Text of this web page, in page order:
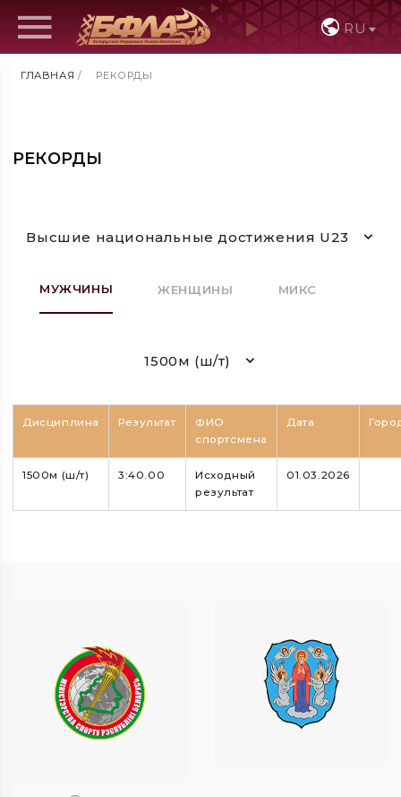
RU
ГЛАВНАЯ / РЕКОРДЫ
РЕКОРДЫ
Высшие национальные достижения U23
МУЖЧИНЫ ЖЕНЩИНЫ МИКС
1500м (ш/т)
Дисциплина Результат
ФИО
спортсмена
Дата
1500м (ш/т) 3:40.00
Исходный
результат
01.03.2026